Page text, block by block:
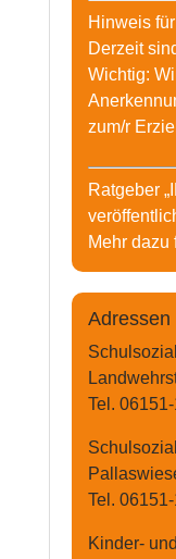
Hinweis
Derzeit
Wichtig:
zum/r
Ratgeber
Mehr dazu
Adressen
Tel.
Tel.
Kinder-